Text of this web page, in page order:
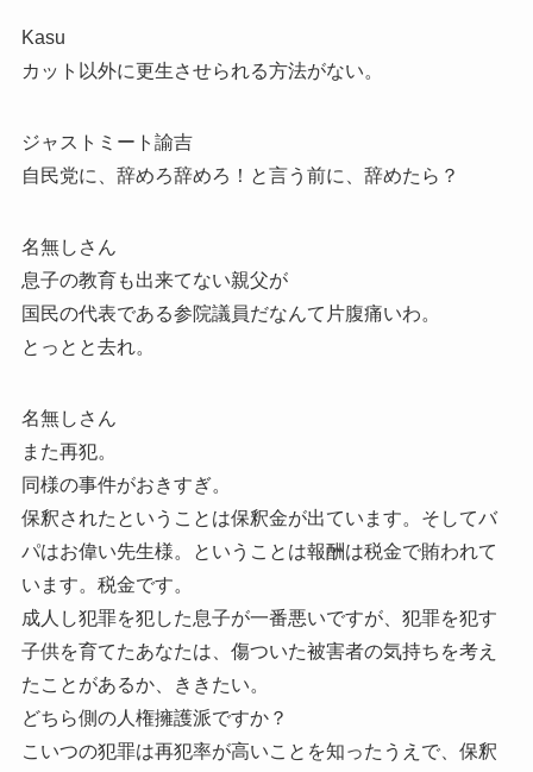
Kasu
カット以外に更生させられる方法がない。
ジャストミート諭吉
自民党に、辞めろ辞めろ！と言う前に、辞めたら？
名無しさん
息子の教育も出来てない親父が
国民の代表である参院議員だなんて片腹痛いわ。
とっとと去れ。
名無しさん
また再犯。
同様の事件がおきすぎ。
保釈されたということは保釈金が出ています。そしてバ
パはお偉い先生様。ということは報酬は税金で賄われて
います。税金です。
成人し犯罪を犯した息子が一番悪いですが、犯罪を犯す
子供を育てたあなたは、傷ついた被害者の気持ちを考え
たことがあるか、ききたい。
どちら側の人権擁護派ですか？
こいつの犯罪は再犯率が高いことを知ったうえで、保釈